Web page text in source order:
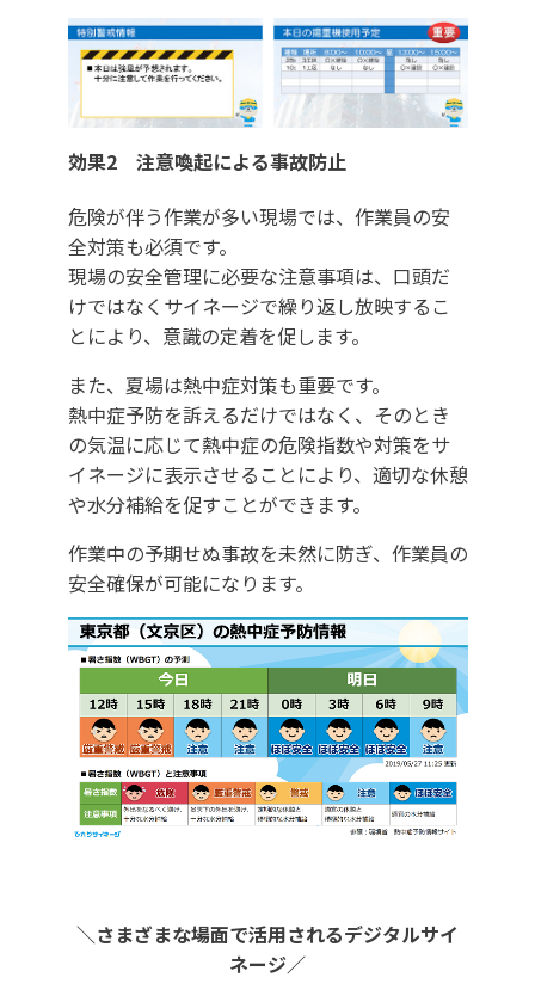
効果2 注意喚起による事故防止
危険が伴う作業が多い現場では、作業員の安
全対策も必須です。
現場の安全管理に必要な注意事項は、口頭だ
けではなくサイネージで繰り返し放映するこ
とにより、意識の定着を促します。
また、夏場は熱中症対策も重要です。
熱中症予防を訴えるだけではなく、そのとき
の気温に応じて熱中症の危険指数や対策をサ
イネージに表示させることにより、適切な休憩
や水分補給を促すことができます。
作業中の予期せぬ事故を未然に防ぎ、作業員の
安全確保が可能になります。
＼さまざまな場面で活用されるデジタルサイ
ネージ／